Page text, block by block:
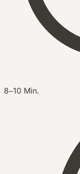
8–10 Min.